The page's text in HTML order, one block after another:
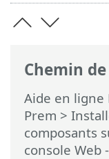
Chemin
Aide en ligne
Prem >
composants
console Web